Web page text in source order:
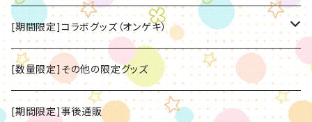
[期間限定]コラボグッズ（オンゲキ）
[数量限定]CD
[数量限定]グッズ
[数量限定]その他の限定グッズ
[期間限定]事後通販